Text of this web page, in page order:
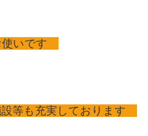
使いです
設等も充実しております